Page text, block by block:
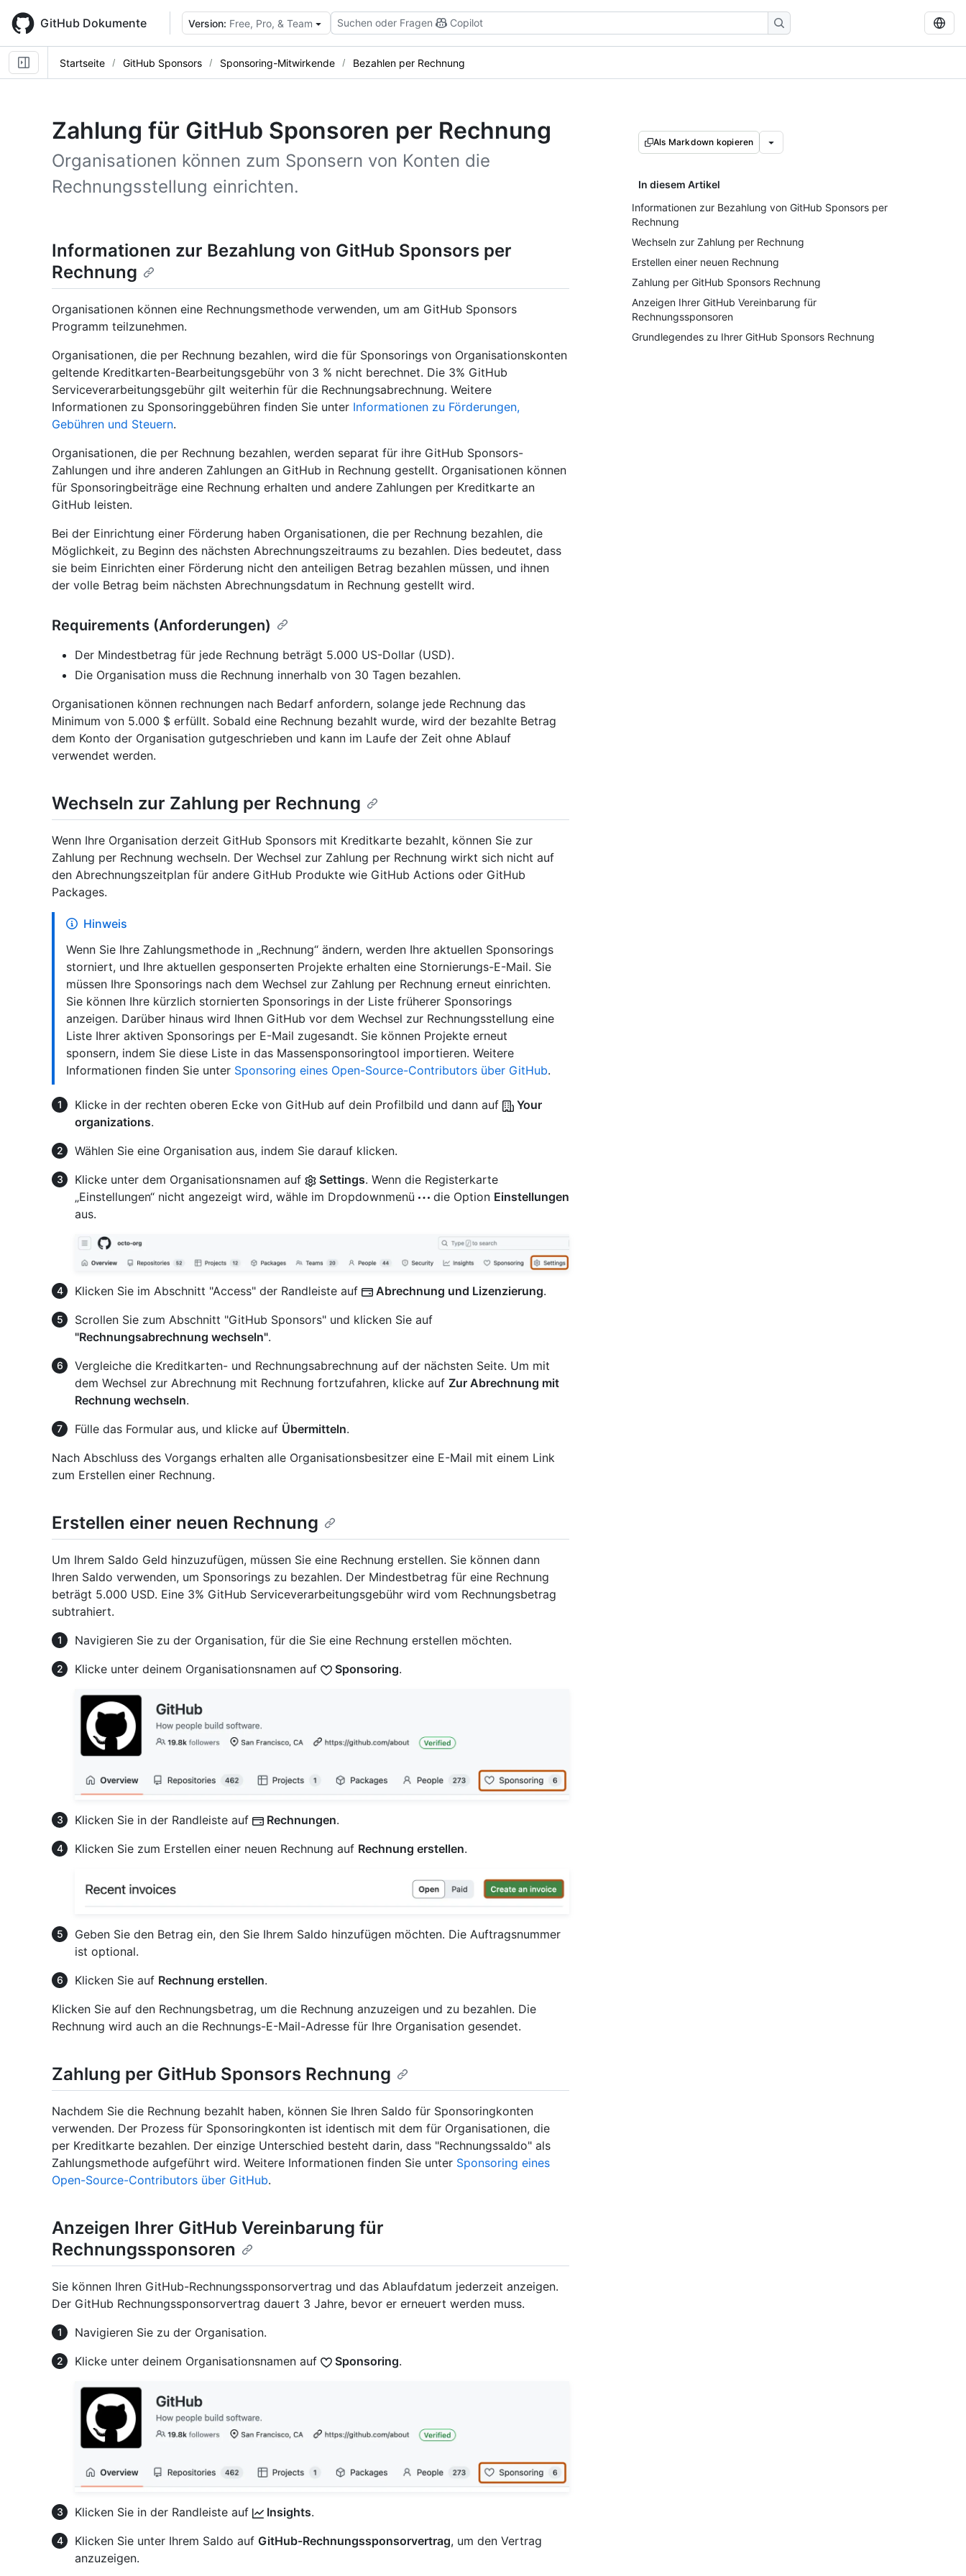
main
content
GitHub Dokumente Version: Free, Pro, & Team Suchen oder Fragen Copilot
Startseite GitHub Sponsors Sponsoring-Mitwirkende Bezahlen per Rechnung
Zahlung für GitHub Sponsoren per Rechnung
Organisationen können zum Sponsern von Konten die
Rechnungsstellung einrichten.
Als Markdown kopieren
In diesem Artikel
Informationen zur Bezahlung von GitHub Sponsors per
Rechnung
Wechseln zur Zahlung per Rechnung
Erstellen einer neuen Rechnung
Zahlung per GitHub Sponsors Rechnung
Anzeigen Ihrer GitHub Vereinbarung für
Rechnungssponsoren
Grundlegendes zu Ihrer GitHub Sponsors Rechnung
Informationen zur Bezahlung von GitHub Sponsors per
Rechnung
Organisationen können eine Rechnungsmethode verwenden, um am GitHub Sponsors
Programm teilzunehmen.
Organisationen, die per Rechnung bezahlen, wird die für Sponsorings von Organisationskonten
geltende Kreditkarten-Bearbeitungsgebühr von 3 % nicht berechnet. Die 3% GitHub
Serviceverarbeitungsgebühr gilt weiterhin für die Rechnungsabrechnung. Weitere
Informationen zu Sponsoringgebühren finden Sie unter Informationen zu Förderungen,
Gebühren und Steuern.
Organisationen, die per Rechnung bezahlen, werden separat für ihre GitHub Sponsors-
Zahlungen und ihre anderen Zahlungen an GitHub in Rechnung gestellt. Organisationen können
für Sponsoringbeiträge eine Rechnung erhalten und andere Zahlungen per Kreditkarte an
GitHub leisten.
Bei der Einrichtung einer Förderung haben Organisationen, die per Rechnung bezahlen, die
Möglichkeit, zu Beginn des nächsten Abrechnungszeitraums zu bezahlen. Dies bedeutet, dass
sie beim Einrichten einer Förderung nicht den anteiligen Betrag bezahlen müssen, und ihnen
der volle Betrag beim nächsten Abrechnungsdatum in Rechnung gestellt wird.
Requirements (Anforderungen)
Der Mindestbetrag für jede Rechnung beträgt 5.000 US-Dollar (USD).
Die Organisation muss die Rechnung innerhalb von 30 Tagen bezahlen.
Organisationen können rechnungen nach Bedarf anfordern, solange jede Rechnung das
Minimum von 5.000 $ erfüllt. Sobald eine Rechnung bezahlt wurde, wird der bezahlte Betrag
dem Konto der Organisation gutgeschrieben und kann im Laufe der Zeit ohne Ablauf
verwendet werden.
Wechseln zur Zahlung per Rechnung
Wenn Ihre Organisation derzeit GitHub Sponsors mit Kreditkarte bezahlt, können Sie zur
Zahlung per Rechnung wechseln. Der Wechsel zur Zahlung per Rechnung wirkt sich nicht auf
den Abrechnungszeitplan für andere GitHub Produkte wie GitHub Actions oder GitHub
Packages.
Hinweis
Wenn Sie Ihre Zahlungsmethode in „Rechnung“ ändern, werden Ihre aktuellen Sponsorings
storniert, und Ihre aktuellen gesponserten Projekte erhalten eine Stornierungs-E-Mail. Sie
müssen Ihre Sponsorings nach dem Wechsel zur Zahlung per Rechnung erneut einrichten.
Sie können Ihre kürzlich stornierten Sponsorings in der Liste früherer Sponsorings
anzeigen. Darüber hinaus wird Ihnen GitHub vor dem Wechsel zur Rechnungsstellung eine
Liste Ihrer aktiven Sponsorings per E-Mail zugesandt. Sie können Projekte erneut
sponsern, indem Sie diese Liste in das Massensponsoringtool importieren. Weitere
Informationen finden Sie unter Sponsoring eines Open-Source-Contributors über GitHub.
Klicke in der rechten oberen Ecke von GitHub auf dein Profilbild und dann auf
Your
organizations.
Wählen Sie eine Organisation aus, indem Sie darauf klicken.
Klicke unter dem Organisationsnamen auf
Settings. Wenn die Registerkarte
„Einstellungen“ nicht angezeigt wird, wähle im Dropdownmenü
die Option Einstellungen
aus.
Klicken Sie im Abschnitt "Access" der Randleiste auf Abrechnung und Lizenzierung.
Scrollen Sie zum Abschnitt "GitHub Sponsors" und klicken Sie auf
"Rechnungsabrechnung wechseln".
Vergleiche die Kreditkarten- und Rechnungsabrechnung auf der nächsten Seite. Um mit
dem Wechsel zur Abrechnung mit Rechnung fortzufahren, klicke auf Zur Abrechnung mit
Rechnung wechseln.
Fülle das Formular aus, und klicke auf Übermitteln.
Nach Abschluss des Vorgangs erhalten alle Organisationsbesitzer eine E-Mail mit einem Link
zum Erstellen einer Rechnung.
Erstellen einer neuen Rechnung
Um Ihrem Saldo Geld hinzuzufügen, müssen Sie eine Rechnung erstellen. Sie können dann
Ihren Saldo verwenden, um Sponsorings zu bezahlen. Der Mindestbetrag für eine Rechnung
beträgt 5.000 USD. Eine 3% GitHub Serviceverarbeitungsgebühr wird vom Rechnungsbetrag
subtrahiert.
Navigieren Sie zu der Organisation, für die Sie eine Rechnung erstellen möchten.
Klicke unter deinem Organisationsnamen auf
Sponsoring.
Klicken Sie in der Randleiste auf Rechnungen.
Klicken Sie zum Erstellen einer neuen Rechnung auf Rechnung erstellen.
Geben Sie den Betrag ein, den Sie Ihrem Saldo hinzufügen möchten. Die Auftragsnummer
ist optional.
Klicken Sie auf Rechnung erstellen.
Klicken Sie auf den Rechnungsbetrag, um die Rechnung anzuzeigen und zu bezahlen. Die
Rechnung wird auch an die Rechnungs-E-Mail-Adresse für Ihre Organisation gesendet.
Zahlung per GitHub Sponsors Rechnung
Nachdem Sie die Rechnung bezahlt haben, können Sie Ihren Saldo für Sponsoringkonten
verwenden. Der Prozess für Sponsoringkonten ist identisch mit dem für Organisationen, die
per Kreditkarte bezahlen. Der einzige Unterschied besteht darin, dass "Rechnungssaldo" als
Zahlungsmethode aufgeführt wird. Weitere Informationen finden Sie unter Sponsoring eines
Open-Source-Contributors über GitHub.
Anzeigen Ihrer GitHub Vereinbarung für
Rechnungssponsoren
Sie können Ihren GitHub-Rechnungssponsorvertrag und das Ablaufdatum jederzeit anzeigen.
Der GitHub Rechnungssponsorvertrag dauert 3 Jahre, bevor er erneuert werden muss.
Navigieren Sie zu der Organisation.
Klicke unter deinem Organisationsnamen auf
Sponsoring.
Klicken Sie in der Randleiste auf Insights.
Klicken Sie unter Ihrem Saldo auf GitHub-Rechnungssponsorvertrag, um den Vertrag
anzuzeigen.